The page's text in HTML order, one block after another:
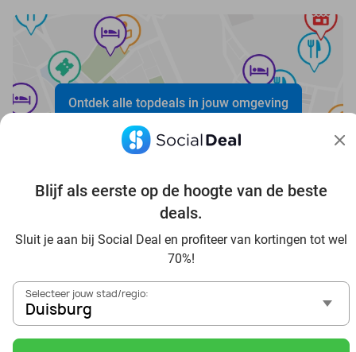
Blijf als eerste op de hoogte van de beste
deals.
Sluit je aan bij Social Deal en profiteer van kortingen tot wel
70%!
Selecteer jouw stad/regio:
Duisburg
Ontdek alle topdeals in jouw omgeving
Voordelig genieten in Duisburg: haal deal-inspiratie uit
In die Sauna in Duisburg und Umgebung
Tagesausflug zum Movie Park Germany mit Rabatt, von
Duisburg aus
Frühstück & Mittagessen in Duisburg